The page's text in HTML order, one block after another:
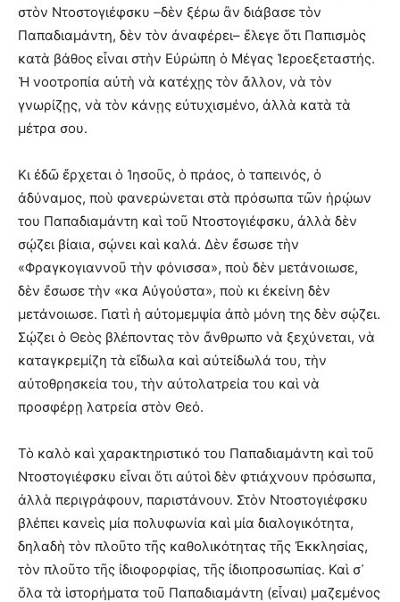
στὸν Ντοστογιέφσκυ –δὲν ξέρω ἂν διάβασε τὸν
Παπαδιαμάντη, δὲν τὸν ἀναφέρει– ἔλεγε ὅτι Παπισμὸς
κατὰ βάθος εἶναι στὴν Εὐρώπη ὁ Μέγας Ἱεροεξεταστής.
Ἡ νοοτροπία αὐτὴ νὰ κατέχῃς τὸν ἄλλον, νὰ τὸν
γνωρίζῃς, νὰ τὸν κάνῃς εὐτυχισμένο, ἀλλὰ κατὰ τὰ
μέτρα σου.
Κι ἐδῶ ἔρχεται ὁ Ἰησοῦς, ὁ πράος, ὁ ταπεινός, ὁ
ἀδύναμος, ποὺ φανερώνεται στὰ πρόσωπα τῶν ἡρῴων
του Παπαδιαμάντη καὶ τοῦ Ντοστογιέφσκυ, ἀλλὰ δὲν
σῴζει βίαια, σῴνει καὶ καλά. Δὲν ἔσωσε τὴν
«Φραγκογιαννοῦ τὴν φόνισσα», ποὺ δὲν μετάνοιωσε,
δὲν ἔσωσε τὴν «κα Αὐγούστα», ποὺ κι ἐκείνη δὲν
μετάνοιωσε. Γιατὶ ἡ αὐτομεμψία ἀπὸ μόνη της δὲν σῴζει.
Σῴζει ὁ Θεὸς βλέποντας τὸν ἄνθρωπο νὰ ξεχύνεται, νὰ
καταγκρεμίζη τὰ εἴδωλα καὶ αὐτείδωλά του, τὴν
αὐτοθρησκεία του, τὴν αὐτολατρεία του καὶ νὰ
προσφέρῃ λατρεία στὸν Θεό.
Τὸ καλὸ καὶ χαρακτηριστικό του Παπαδιαμάντη καὶ τοῦ
Ντοστογιέφσκυ εἶναι ὅτι αὐτοὶ δὲν φτιάχνουν πρόσωπα,
ἀλλὰ περιγράφουν, παριστάνουν. Στὸν Ντοστογιέφσκυ
βλέπει κανεὶς μία πολυφωνία καὶ μία διαλογικότητα,
δηλαδὴ τὸν πλοῦτο τῆς καθολικότητας τῆς Ἐκκλησίας,
τὸν πλοῦτο τῆς ἰδιοφορφίας, τῆς ἰδιοπροσωπίας. Καὶ σ᾿
ὅλα τὰ ἱστορήματα τοῦ Παπαδιαμάντη (εἶναι) μαζεμένος